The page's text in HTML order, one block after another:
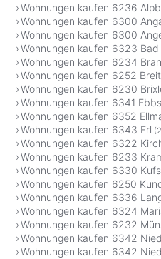
Wohnungen kaufen 6236
Wohnungen kaufen 6300
Wohnungen kaufen 6300
Wohnungen kaufen 6323 Bad
Wohnungen kaufen 6234
Wohnungen kaufen 6252
Wohnungen kaufen 6230
Wohnungen kaufen 6341 Ebbs
Wohnungen kaufen 6352
Wohnungen kaufen 6343 Erl
Wohnungen kaufen 6322
Wohnungen kaufen 6233
Wohnungen kaufen 6330
Wohnungen kaufen 6250
Wohnungen kaufen 6336
Wohnungen kaufen 6324
Wohnungen kaufen 6232
Wohnungen kaufen 6342
Wohnungen kaufen 6342